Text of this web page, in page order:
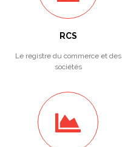
RCS
Le registre du commerce et des
sociétés